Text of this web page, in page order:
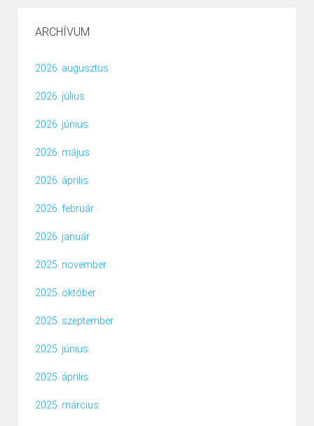
ARCHÍVUM
2026. augusztus
2026. július
2026. június
2026. május
2026. április
2026. február
2026. január
2025. november
2025. október
2025. szeptember
2025. június
2025. április
2025. március